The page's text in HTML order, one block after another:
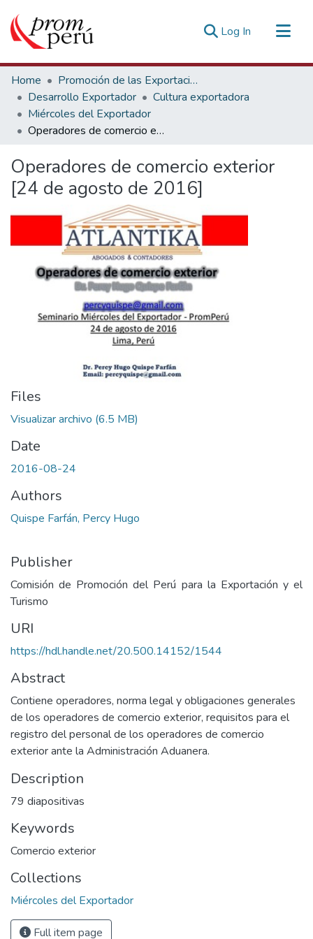
Log In (current)
Communities & Collections
All of DSpace
Statistics
Estadísticas Externas
Home
Promoción de las Exportaciones
Desarrollo Exportador
Cultura exportadora
Miércoles del Exportador
Operadores de comercio exterior [24 de agosto de 2016]
Operadores de comercio exterior
[24 de agosto de 2016]
Files
Visualizar archivo (6.5 MB)
Date
2016-08-24
Authors
Quispe Farfán, Percy Hugo
Publisher
Comisión de Promoción del Perú para la Exportación y el
Turismo
URI
https://hdl.handle.net/20.500.14152/1544
Abstract
Contiene operadores, norma legal y obligaciones generales
de los operadores de comercio exterior, requisitos para el
registro del personal de los operadores de comercio
exterior ante la Administración Aduanera.
Description
79 diapositivas
Keywords
Comercio exterior
Collections
Miércoles del Exportador
Full item page